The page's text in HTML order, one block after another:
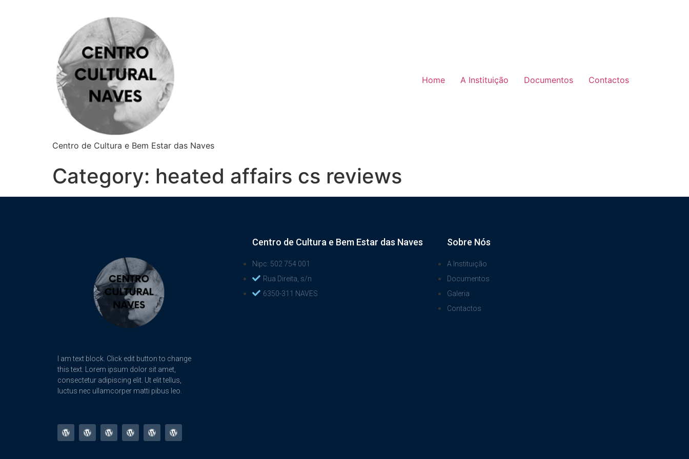
Centro de Cultura e Bem Estar das Naves
Home A Instituição Documentos Contactos
Category: heated affairs cs reviews
I am text block. Click edit button to change
this text. Lorem ipsum dolor sit amet,
consectetur adipiscing elit. Ut elit tellus,
luctus nec ullamcorper matti pibus leo.
Centro de Cultura e Bem Estar das Naves
Nipc: 502 754 001
Rua Direita, s/n
6350-311 NAVES
Sobre Nós
A Instituição
Documentos
Galeria
Contactos